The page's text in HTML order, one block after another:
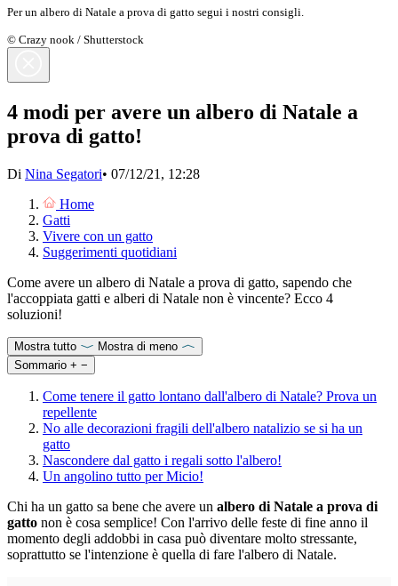
Per un albero di Natale a prova di gatto segui i nostri consigli.
© Crazy nook / Shutterstock
4 modi per avere un albero di Natale a
prova di gatto!
Di Nina Segatori• 07/12/21, 12:28
Home
Gatti
Vivere con un gatto
Suggerimenti quotidiani
Come avere un albero di Natale a prova di gatto, sapendo che
l'accoppiata gatti e alberi di Natale non è vincente? Ecco 4
soluzioni!
Mostra tutto
Mostra di meno
Sommario + −
Come tenere il gatto lontano dall'albero di Natale? Prova un
repellente
No alle decorazioni fragili dell'albero natalizio se si ha un
gatto
Nascondere dal gatto i regali sotto l'albero!
Un angolino tutto per Micio!
Chi ha un gatto sa bene che avere un albero di Natale a prova di
gatto non è cosa semplice! Con l'arrivo delle feste di fine anno il
momento degli addobbi in casa può diventare molto stressante,
soprattutto se l'intenzione è quella di fare l'albero di Natale.